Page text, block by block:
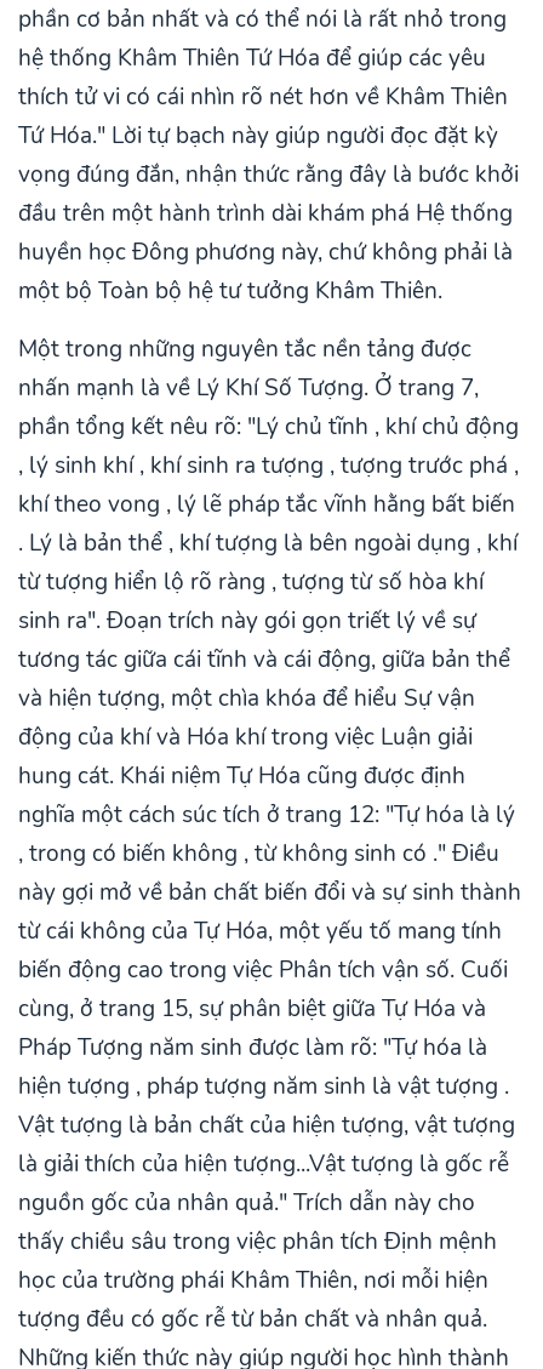
phần cơ bản nhất và có thể nói là rất nhỏ trong
hệ thống Khâm Thiên Tứ Hóa để giúp các yêu
thích tử vi có cái nhìn rõ nét hơn về Khâm Thiên
Tứ Hóa." Lời tự bạch này giúp người đọc đặt kỳ
vọng đúng đắn, nhận thức rằng đây là bước khởi
đầu trên một hành trình dài khám phá Hệ thống
huyền học Đông phương này, chứ không phải là
một bộ Toàn bộ hệ tư tưởng Khâm Thiên.
Một trong những nguyên tắc nền tảng được
nhấn mạnh là về Lý Khí Số Tượng. Ở trang 7,
phần tổng kết nêu rõ: "Lý chủ tĩnh , khí chủ động
, lý sinh khí , khí sinh ra tượng , tượng trước phá ,
khí theo vong , lý lẽ pháp tắc vĩnh hằng bất biến
. Lý là bản thể , khí tượng là bên ngoài dụng , khí
từ tượng hiển lộ rõ ràng , tượng từ số hòa khí
sinh ra". Đoạn trích này gói gọn triết lý về sự
tương tác giữa cái tĩnh và cái động, giữa bản thể
và hiện tượng, một chìa khóa để hiểu Sự vận
động của khí và Hóa khí trong việc Luận giải
hung cát. Khái niệm Tự Hóa cũng được định
nghĩa một cách súc tích ở trang 12: "Tự hóa là lý
, trong có biến không , từ không sinh có ." Điều
này gợi mở về bản chất biến đổi và sự sinh thành
từ cái không của Tự Hóa, một yếu tố mang tính
biến động cao trong việc Phân tích vận số. Cuối
cùng, ở trang 15, sự phân biệt giữa Tự Hóa và
Pháp Tượng năm sinh được làm rõ: "Tự hóa là
hiện tượng , pháp tượng năm sinh là vật tượng .
Vật tượng là bản chất của hiện tượng, vật tượng
là giải thích của hiện tượng...Vật tượng là gốc rễ
nguồn gốc của nhân quả." Trích dẫn này cho
thấy chiều sâu trong việc phân tích Định mệnh
học của trường phái Khâm Thiên, nơi mỗi hiện
tượng đều có gốc rễ từ bản chất và nhân quả.
Những kiến thức này giúp người học hình thành